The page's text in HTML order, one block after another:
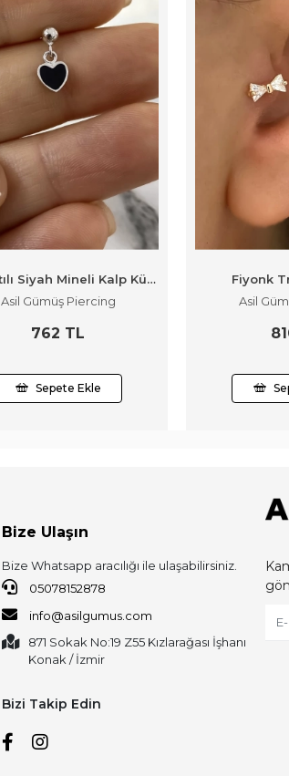
Sallantılı Siyah Mineli Kalp Küpe
Asil Gümüş Piercing
762 TL
Sepete Ekle
Fiyonk
Asil
Bize Ulaşın
Bize Whatsapp aracılığı ile ulaşabilirsiniz.
05078152878
info@asilgumus.com
871 Sokak No:19 Z55 Kızlarağası İşhanı
Konak / İzmir
Bizi Takip Edin